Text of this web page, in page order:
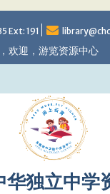
Ext: 191
欢迎，游览资源中心
华独立中学